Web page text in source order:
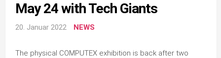
May 24 with Tech Giants
20. Januar 2022 NEWS
The physical COMPUTEX exhibition is back after two